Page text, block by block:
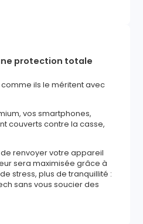
protection totale
ils le méritent avec
vos smartphones,
couverts contre la casse,
de renvoyer votre appareil
sera maximisée grâce à
stress, plus de tranquillité :
sans vous soucier des